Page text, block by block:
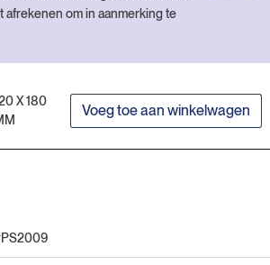
afrekenen om in aanmerking te
X 180
Voeg toe aan winkelwagen